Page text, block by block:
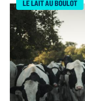
LE LAIT AU BOULOT